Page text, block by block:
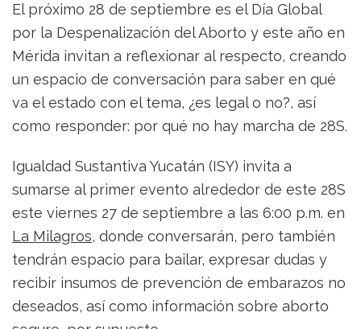
el
recorrido
aborto
en
Yucatán
El próximo 28 de septiembre es el Día Global
por la Despenalización del Aborto y este año en
Mérida invitan a reflexionar al respecto, creando
un espacio de conversación para saber en qué
va el estado con el tema, ¿es legal o no?, así
como responder: por qué no hay marcha de 28S.
Igualdad Sustantiva Yucatán (ISY) invita a
sumarse al primer evento alrededor de este 28S
este viernes 27 de septiembre a las 6:00 p.m. en
La Milagros, donde conversarán, pero también
tendrán espacio para bailar, expresar dudas y
recibir insumos de prevención de embarazos no
deseados, así como información sobre aborto